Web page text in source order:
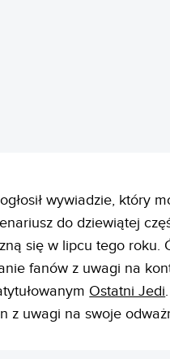
wywiadzie, który
do dziewiątej
się w lipcu tego roku.
fanów z uwagi na
Ostatni Jedi
z uwagi na swoje